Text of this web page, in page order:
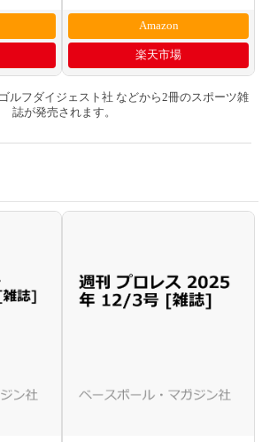
Amazon
楽天市場
ルフダイジェスト社 などから2冊のスポーツ雑
誌が発売されます。